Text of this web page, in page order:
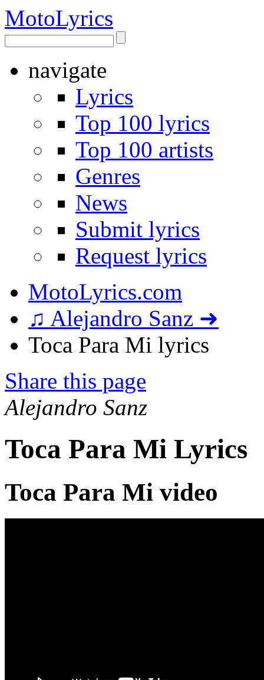
MotoLyrics
navigate
Lyrics
Top 100 lyrics
Top 100 artists
Genres
News
Submit lyrics
Request lyrics
MotoLyrics.com
♫ Alejandro Sanz ➜
Toca Para Mi lyrics
Share this page
Alejandro Sanz
Toca Para Mi Lyrics
Toca Para Mi video